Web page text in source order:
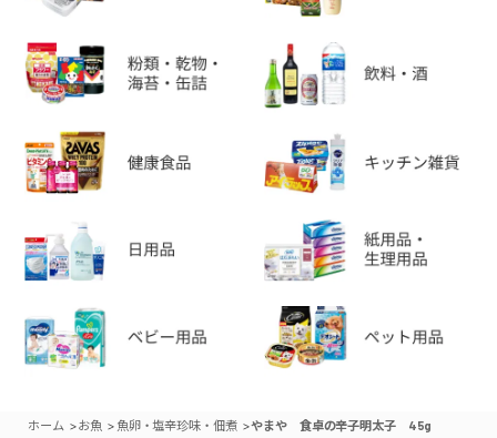
ホーム >お魚 > 魚卵・塩辛珍味・佃煮 >やまや 食卓の辛子明太子 45g